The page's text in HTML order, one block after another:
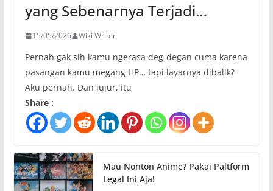
yang Sebenarnya Terjadi…
15/05/2026 Wiki Writer
Pernah gak sih kamu ngerasa deg-degan cuma karena
pasangan kamu megang HP… tapi layarnya dibalik?
Aku pernah. Dan jujur, itu
Share :
Mau Nonton Anime? Pakai Paltform
Legal Ini Aja!